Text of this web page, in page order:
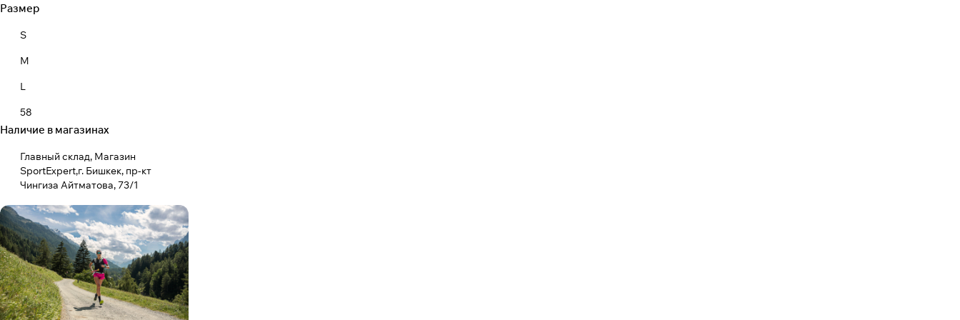
Размер
S
M
L
58
Наличие в магазинах
Главный склад, Магазин
SportExpert,г. Бишкек, пр-кт
Чингиза Айтматова, 73/1